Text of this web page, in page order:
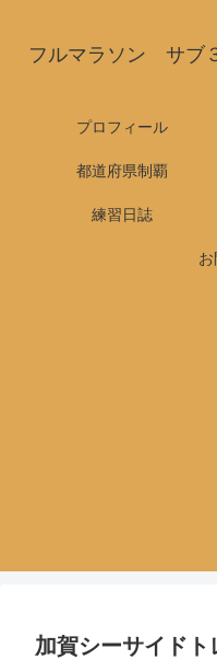
フルマラソン サブ
プロフィール
都道府県制覇
練習日誌
加賀シーサイド